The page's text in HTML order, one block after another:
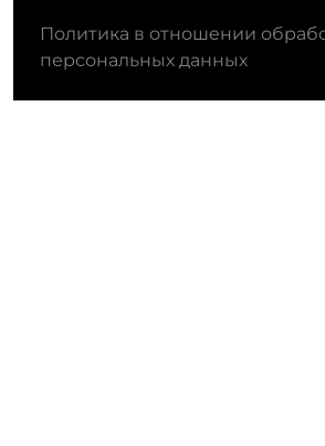
Политика в отношении
персональных данных